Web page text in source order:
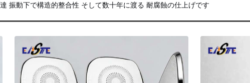
振動下で構造的整合性 そして数十年に渡る 耐腐蝕の仕上げです